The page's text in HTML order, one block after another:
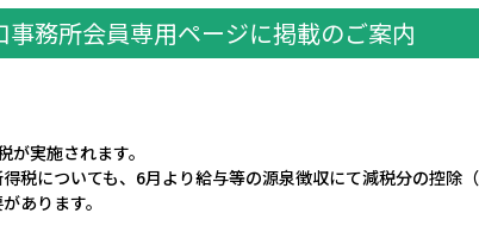
事務所会員専用ページに掲載のご案内
実施されます。
税についても、6月より給与等の源泉徴収にて減税分の控除
あります。